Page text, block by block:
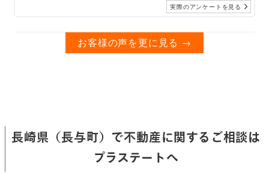
実際のアンケートを見る
お客様の声を更に見る →
長崎県（長与町）で不動産に関するご相談は
プラステートへ